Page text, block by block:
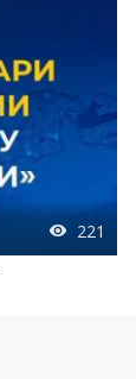
221